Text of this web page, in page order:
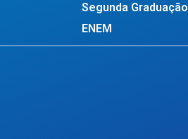
Segunda Graduação
ENEM